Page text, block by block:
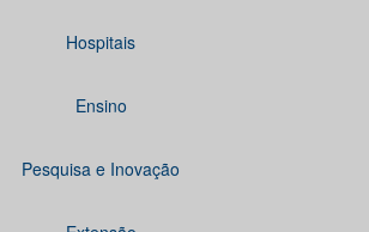
Hospitais
Ensino
Pesquisa e Inovação